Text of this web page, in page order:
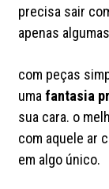
precisa sair
apenas
com peças
umafantasia
sua cara. o
com aquele ar
em algo único.